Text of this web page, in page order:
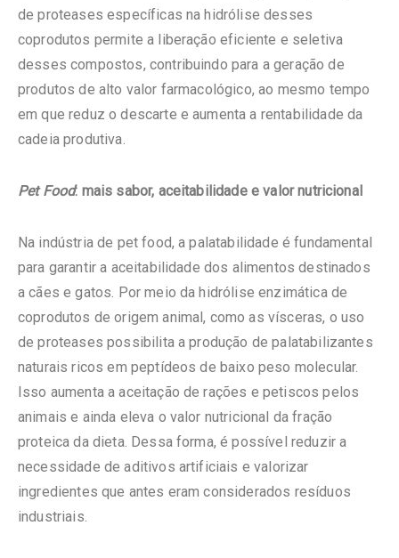
de proteases específicas na hidrólise desses
coprodutos permite a liberação eficiente e seletiva
desses compostos, contribuindo para a geração de
produtos de alto valor farmacológico, ao mesmo tempo
em que reduz o descarte e aumenta a rentabilidade da
cadeia produtiva.
Pet Food: mais sabor, aceitabilidade e valor nutricional
Na indústria de pet food, a palatabilidade é fundamental
para garantir a aceitabilidade dos alimentos destinados
a cães e gatos. Por meio da hidrólise enzimática de
coprodutos de origem animal, como as vísceras, o uso
de proteases possibilita a produção de palatabilizantes
naturais ricos em peptídeos de baixo peso molecular.
Isso aumenta a aceitação de rações e petiscos pelos
animais e ainda eleva o valor nutricional da fração
proteica da dieta. Dessa forma, é possível reduzir a
necessidade de aditivos artificiais e valorizar
ingredientes que antes eram considerados resíduos
industriais.